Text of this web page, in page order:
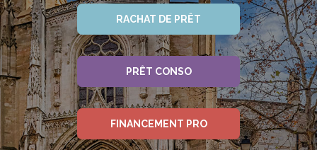
RACHAT DE PRÊT
PRÊT CONSO
FINANCEMENT PRO